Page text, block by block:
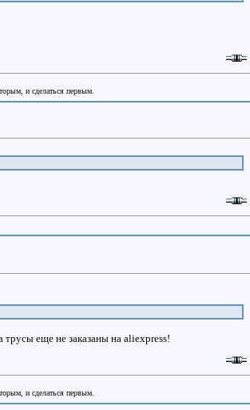
и сделаться первым.
еще не заказаны на aliexpress!
и сделаться первым.